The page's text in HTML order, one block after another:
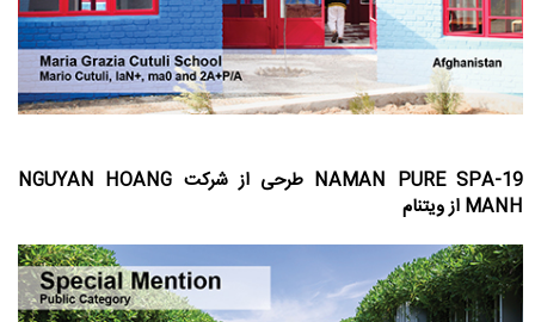
19-NAMAN PURE SPA طرحی از شرکت NGUYAN HOANG
MANH از ویتنام